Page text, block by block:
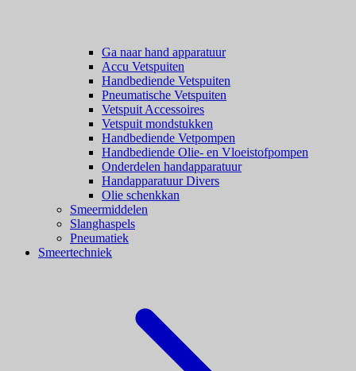
Ga naar hand apparatuur
Accu Vetspuiten
Handbediende Vetspuiten
Pneumatische Vetspuiten
Vetspuit Accessoires
Vetspuit mondstukken
Handbediende Vetpompen
Handbediende Olie- en Vloeistofpompen
Onderdelen handapparatuur
Handapparatuur Divers
Olie schenkkan
Smeermiddelen
Slanghaspels
Pneumatiek
Smeertechniek